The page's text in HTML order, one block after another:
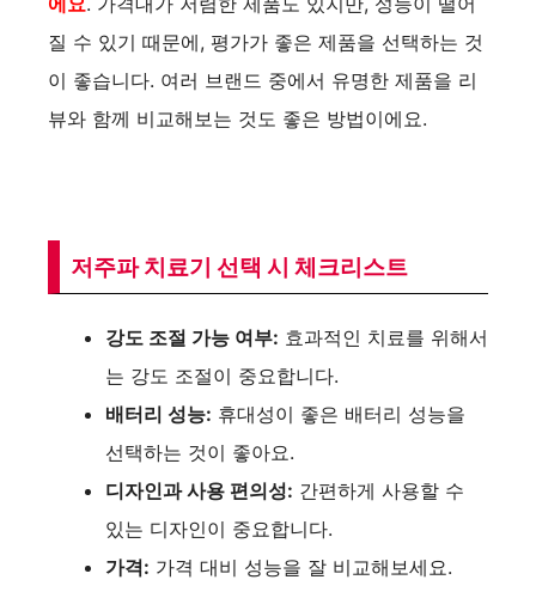
질 수 있기 때문에, 평가가 좋은 제품을 선택하는 것
이 좋습니다. 여러 브랜드 중에서 유명한 제품을 리
뷰와 함께 비교해보는 것도 좋은 방법이에요.
저주파 치료기 선택 시 체크리스트
강도 조절 가능 여부: 효과적인 치료를 위해서
는 강도 조절이 중요합니다.
배터리 성능: 휴대성이 좋은 배터리 성능을
선택하는 것이 좋아요.
디자인과 사용 편의성: 간편하게 사용할 수
있는 디자인이 중요합니다.
가격: 가격 대비 성능을 잘 비교해보세요.